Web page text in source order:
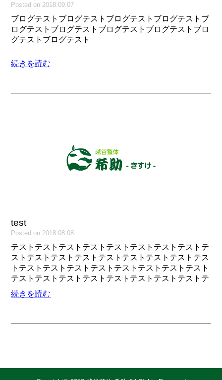
Posted on 2018.09.07
ブログテストブログテストブログテストブログテストブ
ログテストブログテストブログテストブログテストブロ
グテストブログテスト
続きを読む
test
Posted on 2018.08.08
テストテストテストテストテストテストテストテストテ
ストテストテストテストテストテストテストテストテス
トテストテストテストテストテストテストテストテスト
テストテストテストテストテストテストテストテストテ
続きを読む